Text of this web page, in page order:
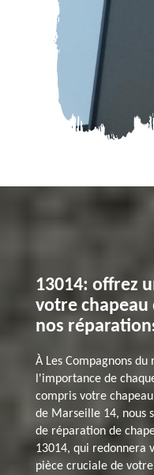
13014: offrez
votre chapeau
nos
À Les Compagnons
l'importance de
compris votre
de Marseille 14, nous
de réparation de
13014, qui redonnera
pièce cruciale de